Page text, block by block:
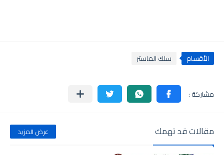
الأقسام سلك الماستر
مقالات قد تهمك عرض المزيد